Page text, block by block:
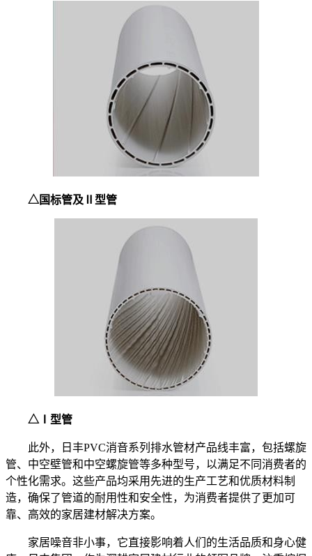
△国标管及Ⅱ型管
△Ⅰ型管
此外，日丰PVC消音系列排水管材产品线丰富，包括螺旋
管、中空壁管和中空螺旋管等多种型号，以满足不同消费者的
个性化需求。这些产品均采用先进的生产工艺和优质材料制
造，确保了管道的耐用性和安全性，为消费者提供了更加可
靠、高效的家居建材解决方案。
家居噪音非小事，它直接影响着人们的生活品质和身心健